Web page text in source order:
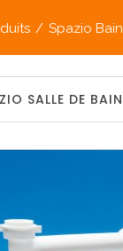
/ Spazio Bain
SALLE DE BAIN